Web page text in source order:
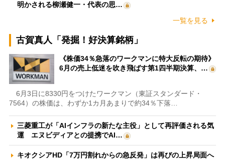
明かされる柳瀬健一・代表の思…
一覧を見る
古賀真人「発掘！好決算銘柄」
《株価34％急落のワークマンに特大反転の期待》
6月の売上低迷を吹き飛ばす第1四半期決算、…
6月3日に8330円をつけたワークマン（東証スタンダード・
7564）の株価は、わずか1カ月あまりで約34％下落…
三菱重工が「AIインフラの新たな主役」として再評価される気
運 エヌビディアとの提携でAI…
キオクシアHD「7万円割れからの急反発」は再びの上昇局面へ